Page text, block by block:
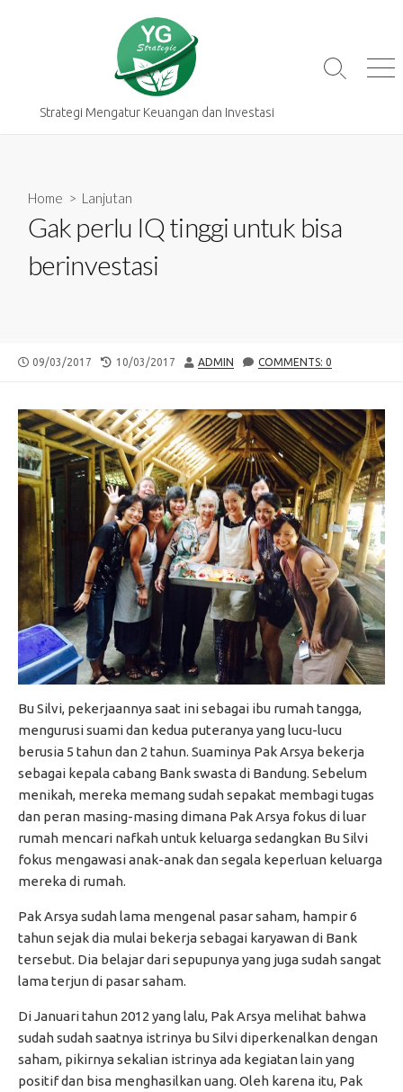
Strategi Mengatur Keuangan dan Investasi
Search
Home > Lanjutan
Gak perlu IQ tinggi untuk bisa
berinvestasi
PUBLISHED
09/03/2017
LAST
10/03/2017 AUTHOR
ADMIN COMMENTS: 0
Bu Silvi, pekerjaannya saat ini sebagai ibu rumah tangga,
mengurusi suami dan kedua puteranya yang lucu-lucu
berusia 5 tahun dan 2 tahun. Suaminya Pak Arsya bekerja
sebagai kepala cabang Bank swasta di Bandung. Sebelum
menikah, mereka memang sudah sepakat membagi tugas
dan peran masing-masing dimana Pak Arsya fokus di luar
rumah mencari nafkah untuk keluarga sedangkan Bu Silvi
fokus mengawasi anak-anak dan segala keperluan keluarga
mereka di rumah.
Pak Arsya sudah lama mengenal pasar saham, hampir 6
tahun sejak dia mulai bekerja sebagai karyawan di Bank
tersebut. Dia belajar dari sepupunya yang juga sudah sangat
lama terjun di pasar saham.
Di Januari tahun 2012 yang lalu, Pak Arsya melihat bahwa
sudah sudah saatnya istrinya bu Silvi diperkenalkan dengan
saham, pikirnya sekalian istrinya ada kegiatan lain yang
positif dan bisa menghasilkan uang. Oleh karena itu, Pak